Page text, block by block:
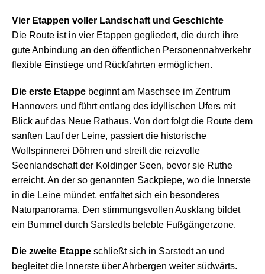
Vier Etappen voller Landschaft und Geschichte
Die Route ist in vier Etappen gegliedert, die durch ihre
gute Anbindung an den öffentlichen Personennahverkehr
flexible Einstiege und Rückfahrten ermöglichen.
Die erste Etappe beginnt am Maschsee im Zentrum
Hannovers und führt entlang des idyllischen Ufers mit
Blick auf das Neue Rathaus. Von dort folgt die Route dem
sanften Lauf der Leine, passiert die historische
Wollspinnerei Döhren und streift die reizvolle
Seenlandschaft der Koldinger Seen, bevor sie Ruthe
erreicht. An der so genannten Sackpiepe, wo die Innerste
in die Leine mündet, entfaltet sich ein besonderes
Naturpanorama. Den stimmungsvollen Ausklang bildet
ein Bummel durch Sarstedts belebte Fußgängerzone.
Die zweite Etappe schließt sich in Sarstedt an und
begleitet die Innerste über Ahrbergen weiter südwärts.